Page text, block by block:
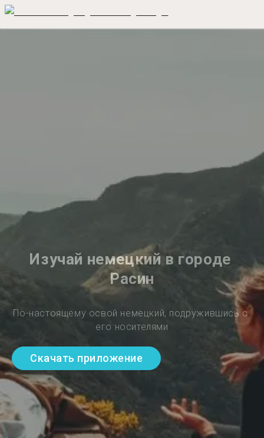
Изучай немецкий в городе
Расин
По-настоящему освой немецкий, подружившись с
его носителями
Скачать приложение